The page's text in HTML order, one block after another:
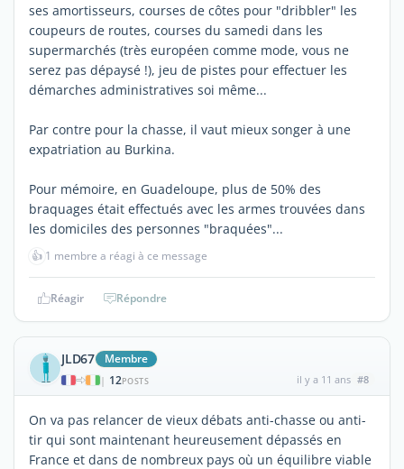
ses amortisseurs, courses de côtes pour "dribbler" les
coupeurs de routes, courses du samedi dans les
supermarchés (très européen comme mode, vous ne
serez pas dépaysé !), jeu de pistes pour effectuer les
démarches administratives soi même...
Par contre pour la chasse, il vaut mieux songer à une
expatriation au Burkina.
Pour mémoire, en Guadeloupe, plus de 50% des
braquages était effectués avec les armes trouvées dans
les domiciles des personnes "braquées"...
👍 1 membre a réagi à ce message
Réagir Répondre
JLD67 Membre
| 12POSTS il y a 11 ans #8
On va pas relancer de vieux débats anti-chasse ou anti-
tir qui sont maintenant heureusement dépassés en
France et dans de nombreux pays où un équilibre viable